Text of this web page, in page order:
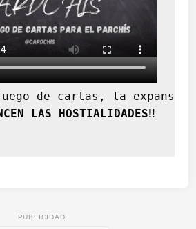
de cartas, la
LAS HOSTIALIDADES‼️
PUBLICIDAD